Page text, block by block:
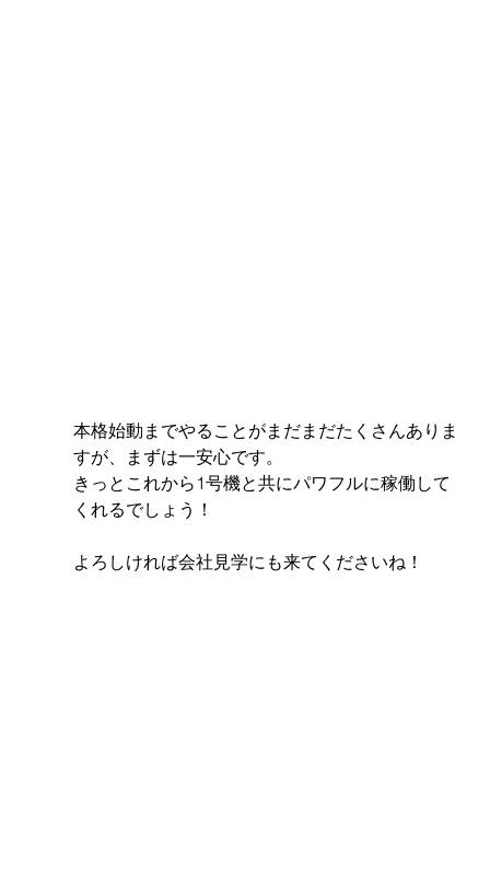
本格始動までやることがまだまだたくさんありま
すが、まずは一安心です。
きっとこれから1号機と共にパワフルに稼働して
くれるでしょう！
よろしければ会社見学にも来てくださいね！